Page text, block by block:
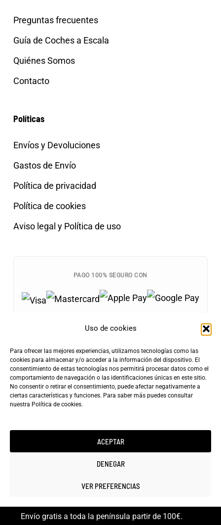
Uso de cookies
Para ofrecer las mejores experiencias, utilizamos tecnologías como las
cookies para almacenar y/o acceder a la información del dispositivo. El
consentimiento de estas tecnologías nos permitirá procesar datos como el
comportamiento de navegación o las identificaciones únicas en este sitio.
No consentir o retirar el consentimiento, puede afectar negativamente a
ciertas características y funciones. Para saber más puedes consultar
nuestra Política de cookies.
ACEPTAR
DENEGAR
VER PREFERENCIAS
Preguntas frecuentes
Guía de Coches a Escala
Quiénes Somos
Contacto
Políticas
Envíos y Devoluciones
Gastos de Envío
Política de privacidad
Política de cookies
Aviso legal y Política de uso
PAGO 100% SEGURO CON
Tarifa de Envío
4,90€
Entrega Rápida
24-72h
Envíos Gratis
+100€
Copyright ©2025 minicarfilms.com
Envío gratis a toda la península partir de 100€.